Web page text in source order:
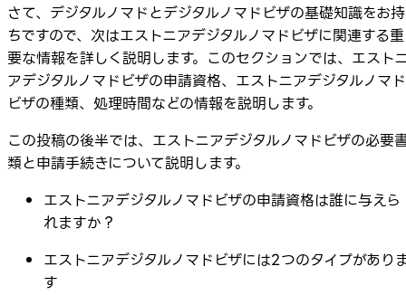
さて、デジタルノマドとデジタルノマドビザの基礎知識をお持
ちですので、次はエストニアデジタルノマドビザに関連する重
要な情報を詳しく説明します。このセクションでは、エスト
アデジタルノマドビザの申請資格、エストニアデジタルノマド
ビザの種類、処理時間などの情報を説明します。
この投稿の後半では、エストニアデジタルノマドビザの必要
類と申請手続きについて説明します。
エストニアデジタルノマドビザの申請資格は誰に与えら
れますか？
エストニアデジタルノマドビザには2つのタイプがあり
す